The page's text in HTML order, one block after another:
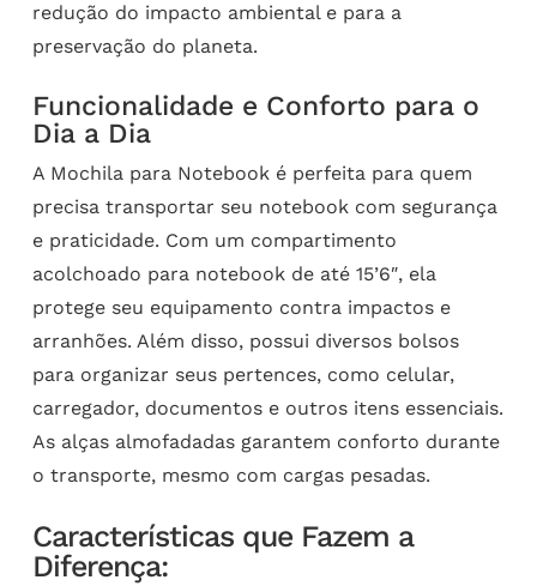
redução do impacto ambiental e para a
preservação do planeta.
Funcionalidade e Conforto para o
Dia a Dia
A Mochila para Notebook é perfeita para quem
precisa transportar seu notebook com segurança
e praticidade. Com um compartimento
acolchoado para notebook de até 15’6″, ela
protege seu equipamento contra impactos e
arranhões. Além disso, possui diversos bolsos
para organizar seus pertences, como celular,
carregador, documentos e outros itens essenciais.
As alças almofadadas garantem conforto durante
o transporte, mesmo com cargas pesadas.
Características que Fazem a
Diferença: